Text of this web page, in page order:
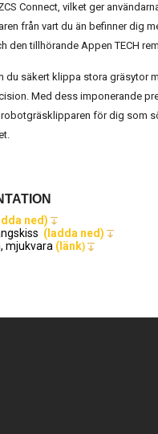
Connect, vilket ger
från vart du än befinner dig
den tillhörande Appen TECH
du säkert klippa stora gräsytor
Med dess imponerande
för dig som
ned)
(ladda ned)
mjukvara (länk)